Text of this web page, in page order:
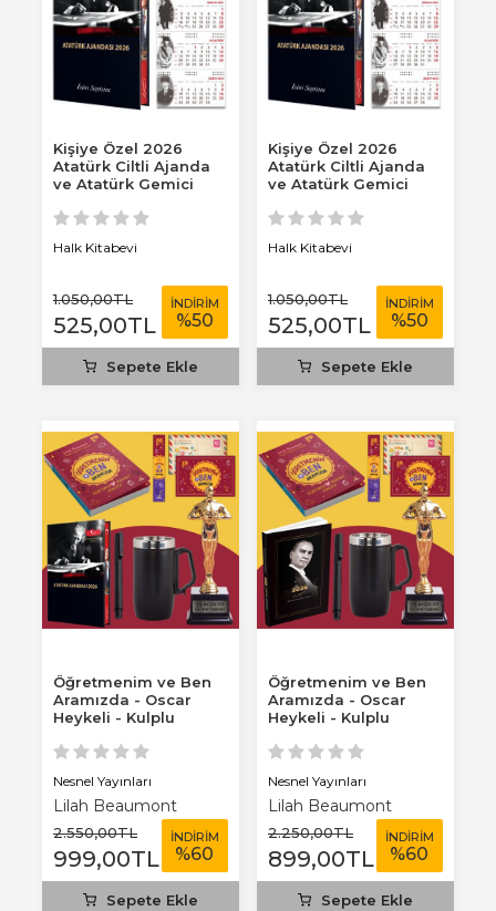
Kişiye Özel 2026
Atatürk Ciltli Ajanda
ve Atatürk Gemici
Halk Kitabevi
1.050,00TL
525,00TL
İNDİRİM
%50
Sepete Ekle
Kişiye Özel 2026
Atatürk Ciltli Ajanda
ve Atatürk Gemici
Halk Kitabevi
1.050,00TL
525,00TL
İNDİRİM
%50
Sepete Ekle
Öğretmenim ve Ben
Aramızda - Oscar
Heykeli - Kulplu
Nesnel Yayınları
Lilah Beaumont
2.550,00TL
999,00TL
İNDİRİM
%60
Sepete Ekle
Öğretmenim ve Ben
Aramızda - Oscar
Heykeli - Kulplu
Nesnel Yayınları
Lilah Beaumont
2.250,00TL
899,00TL
İNDİRİM
%60
Sepete Ekle